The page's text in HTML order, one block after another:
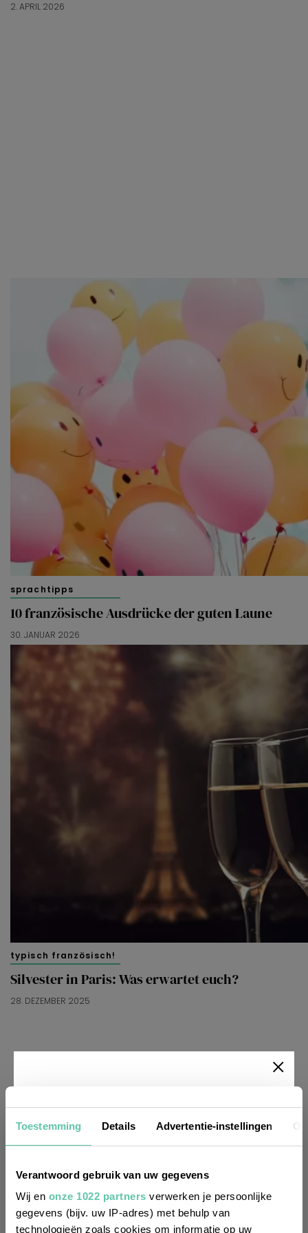
Toestemming Details Advertentie-instellingen
Verantwoord gebruik van uw gegevens
Wij en onze 1022 partners verwerken je persoonlijke
gegevens (bijv. uw IP-adres) met behulp van
technologieën zoals cookies om informatie op uw
2. APRIL 2026
sprachtipps
10 französische Ausdrücke der guten Laune
30. JANUAR 2026
typisch französisch!
Silvester in Paris: Was erwartet euch?
28. DEZEMBER 2025
Newsletter
regelmäßig über Trends, neue
Entdeckungen und Insider-Tipps für
Frankreich informiert werden? Dann